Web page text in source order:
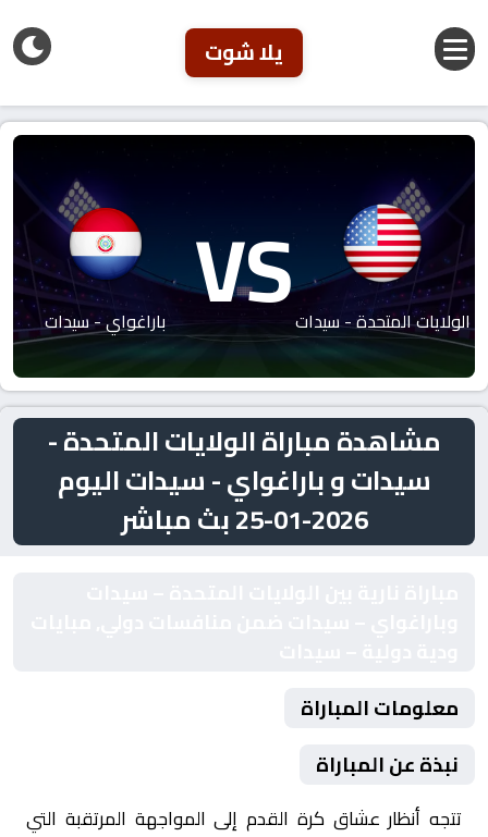
يلا شوت
الولايات المتحدة - سيداتVS باراغواي - سيدات
مشاهدة مباراة الولايات المتحدة -
سيدات و باراغواي - سيدات اليوم
2026-01-25 بث مباشر
معلومات المباراة
نبذة عن المباراة
تتجه أنظار عشاق كرة القدم إلى المواجهة المرتقبة التي